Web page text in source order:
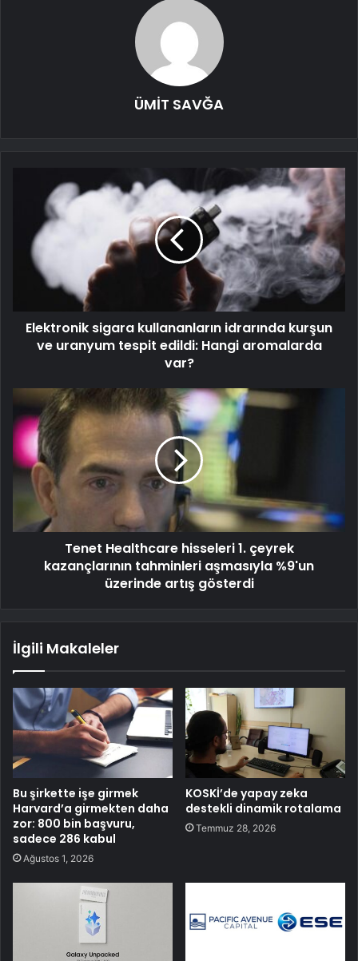
ÜMİT SAVĞA
Elektronik sigara kullananların idrarında kurşun
ve uranyum tespit edildi: Hangi aromalarda
var?
Tenet Healthcare hisseleri 1. çeyrek
kazançlarının tahminleri aşmasıyla %9'un
üzerinde artış gösterdi
İlgili Makaleler
Bu şirkette işe girmek
Harvard’a girmekten daha
zor: 800 bin başvuru,
sadece 286 kabul
Ağustos 1, 2026
KOSKİ’de yapay zeka
destekli dinamik rotalama
Temmuz 28, 2026